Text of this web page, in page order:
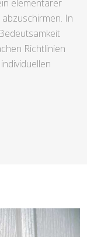
elementarer
In
Richtlinien